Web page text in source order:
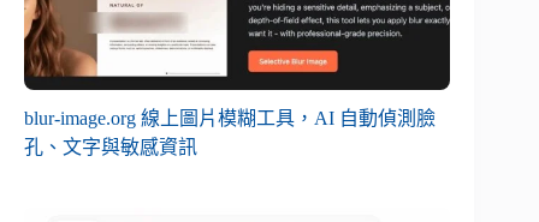
blur-image.org 線上圖片模糊工具，AI 自動偵測臉
孔、文字與敏感資訊